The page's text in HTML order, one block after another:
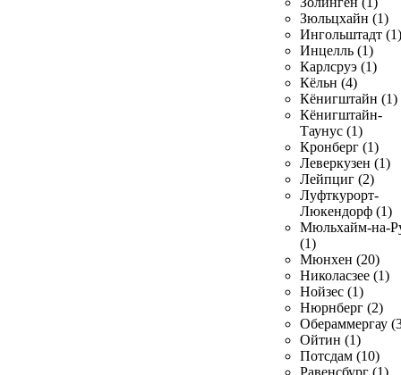
Зюльцхайн (1)
Ингольштадт (1)
Инцелль (1)
Карлсруэ (1)
Кёльн (4)
Кёнигштайн (1)
Кёнигштайн-
Таунус (1)
Кронберг (1)
Леверкузен (1)
Лейпциг (2)
Луфткурорт-
Люкендорф (1)
Мюльхайм-на-
(1)
Мюнхен (20)
Николасзее (1)
Нойзес (1)
Нюрнберг (2)
Обераммергау
Ойтин (1)
Потсдам (10)
Равенсбург (1)